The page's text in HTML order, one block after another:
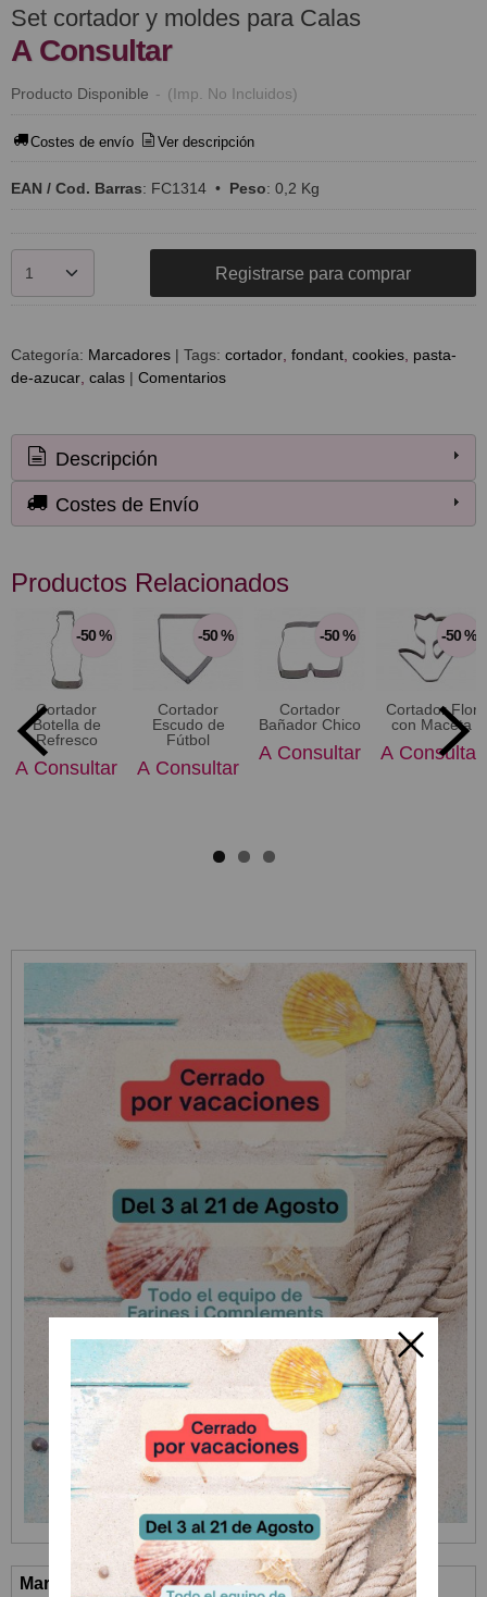
Marcas
Set cortador y moldes para Calas
A Consultar
Producto Disponible - (Imp. No Incluidos)
Costes de envío Ver descripción
EAN / Cod. Barras: FC1314 • Peso: 0,2 Kg
Registrarse para comprar
Categoría: Marcadores | Tags: cortador fondant cookies pasta-
de-azucar calas | Comentarios
Descripción
Costes de Envío
Productos Relacionados
-50 %
Cortador
Botella de
Refresco
A Consultar
-50 %
Cortador
Escudo de
Fútbol
A Consultar
-50 %
Cortador
Bañador Chico
A Consultar
-50 %
Cortador Flor
con Maceta
A Consultar